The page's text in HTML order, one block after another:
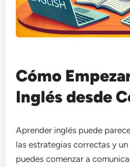
Cómo
Inglés desde
Aprender inglés puede
las estrategias correctas y
puedes comenzar a